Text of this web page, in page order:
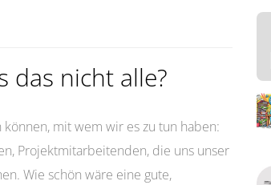
das nicht alle?
mit wem wir es zu tun haben:
Projektmitarbeitenden, die uns unser
Wie schön wäre eine gute,